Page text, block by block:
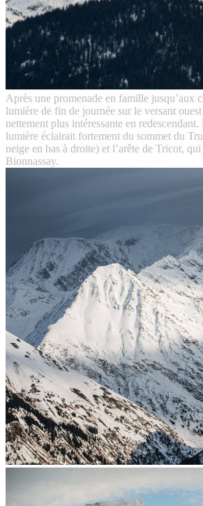
Après une promenade en famille jusqu’aux
lumière de fin de journée sur le versant
nettement plus intéressante en redescendant.
lumière éclairait fortement du sommet du
neige en bas à droite) et l’arête de Tricot,
Bionnassay.